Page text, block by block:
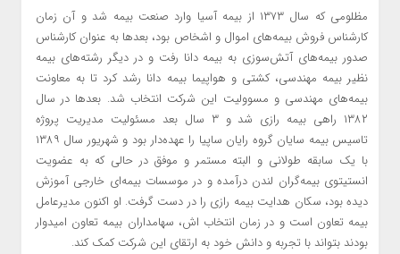
مظلومی که سال ۱۳۷۳ از بیمه آسیا وارد صنعت بیمه شد و آن زمان
کارشناس فروش بیمه‌های اموال و اشخاص بود، بعدها به عنوان کارشناس
صدور بیمه‌های آتش‌سوزی به بیمه دانا رفت و در دیگر رشته‌های بیمه
نظیر بیمه مهندسی، کشتی و هواپیما بیمه دانا رشد کرد تا به معاونت
بیمه‌های مهندسی و مسوولیت این شرکت انتخاب شد. بعدها در سال
۱۳۸۲ راهی بیمه رازی شد و ۳ سال بعد مسئولیت مدیریت پروژه
تاسیس بیمه سایان گروه رایان ساپیا را عهده‌دار بود و شهریور سال ۱۳۸۹
با یک سابقه طولانی و البته مستمر و موفق در حالی که به عضویت
انستیتوی بیمه‌گران لندن درآمده و در موسسات بیمه‌ای خارجی آموزش
دیده بود، سکان هدایت بیمه رازی را در دست گرفت. او اکنون مدیرعامل
بیمه تعاون است و در زمان انتخاب اش، سهامداران بیمه تعاون امیدوار
بودند بتواند با تجربه و دانش خود به ارتقای این شرکت کمک کند.